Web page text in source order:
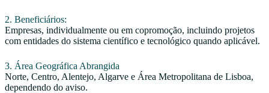
2. Beneficiários:
Empresas, individualmente ou em copromoção, incluindo projetos
com entidades do sistema científico e tecnológico quando aplicável.
3. Área Geográfica Abrangida
Norte, Centro, Alentejo, Algarve e Área Metropolitana de Lisboa,
dependendo do aviso.